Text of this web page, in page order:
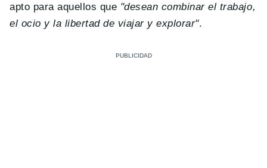
apto para aquellos que "desean combinar el trabajo,
el ocio y la libertad de viajar y explorar".